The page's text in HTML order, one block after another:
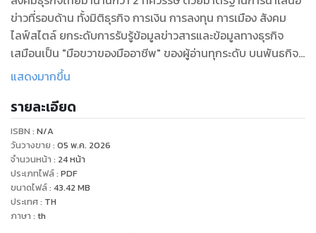
ข่าวที่รอบด้าน ทั้งมิติธุรกิจ การเงิน การลงทุน การเมือง สังคม
ไลฟ์สไตล์ ยกระดับการรับรู้ข้อมูลข่าวสารและข้อมูลทางธุรกิจ
เสมือนเป็น "มือขวาของมืออาชีพ" ของผู้อ่านทุกระดับ บนพันธกิจ
เพื่อสร้างคลังข้อมูลความรู้ที่ถูกต้อง แม่นยำให้ผู้อ่านใช้เป็นเครื่อง
แสดงมากขึ้น
รายละเอียด
ISBN : N/A
วันวางขาย : 05 พ.ค. 2026
จำนวนหน้า : 24หน้า
ประเภทไฟล์: PDF
ขนาดไฟล์: 43.42 MB
ประเทศ: TH
ภาษา : th